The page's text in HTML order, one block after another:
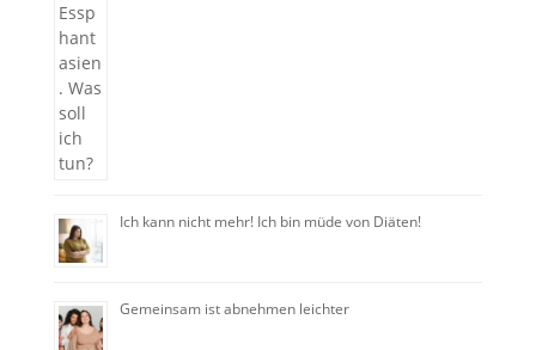
Ich kann nicht mehr! Ich bin müde von Diäten!
Gemeinsam ist abnehmen leichter